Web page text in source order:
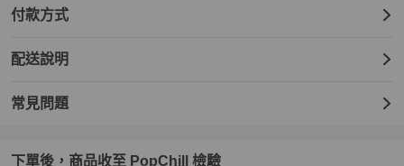
付款方式
配送說明
常見問題
下單後，商品收至 PopChill 檢驗